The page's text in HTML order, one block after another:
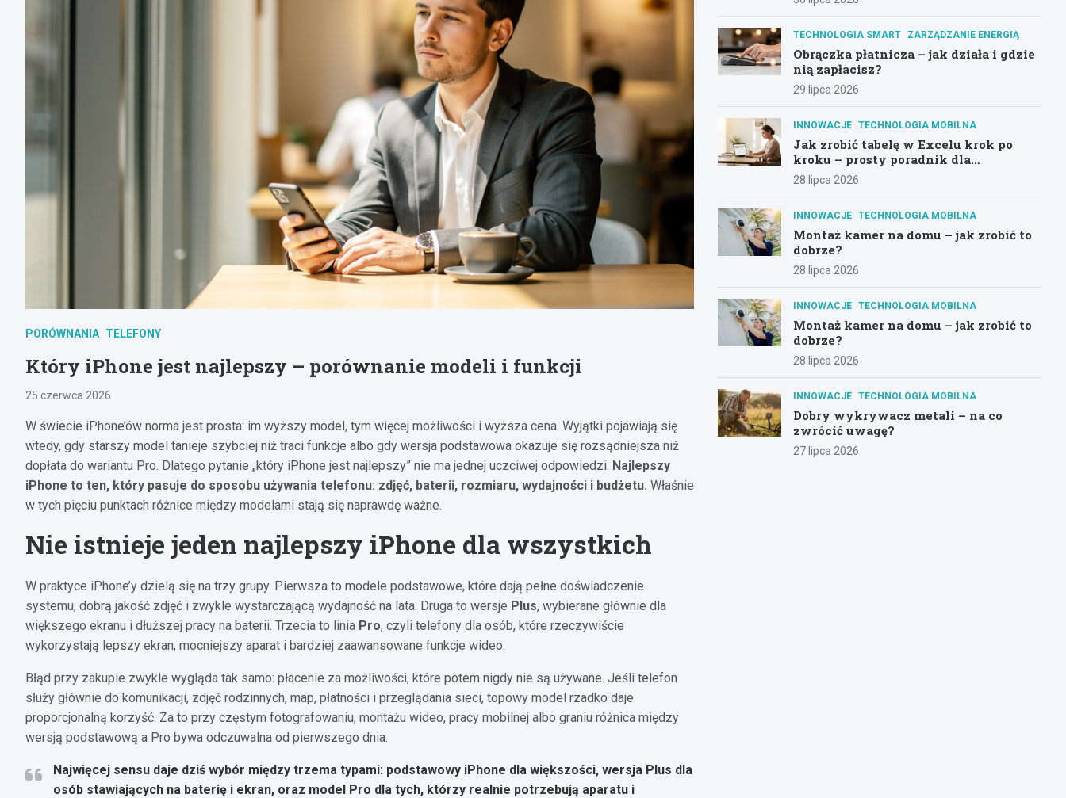
PORÓWNANIA TELEFONY
Który iPhone jest najlepszy – porównanie modeli i funkcji
25 czerwca 2026
W świecie iPhone’ów norma jest prosta: im wyższy model, tym więcej możliwości i wyższa cena. Wyjątki pojawiają się
wtedy, gdy starszy model tanieje szybciej niż traci funkcje albo gdy wersja podstawowa okazuje się rozsądniejsza niż
dopłata do wariantu Pro. Dlatego pytanie „który iPhone jest najlepszy” nie ma jednej uczciwej odpowiedzi. Najlepszy
iPhone to ten, który pasuje do sposobu używania telefonu: zdjęć, baterii, rozmiaru, wydajności i budżetu. Właśnie
w tych pięciu punktach różnice między modelami stają się naprawdę ważne.
Nie istnieje jeden najlepszy iPhone dla wszystkich
W praktyce iPhone’y dzielą się na trzy grupy. Pierwsza to modele podstawowe, które dają pełne doświadczenie
systemu, dobrą jakość zdjęć i zwykle wystarczającą wydajność na lata. Druga to wersje Plus, wybierane głównie dla
większego ekranu i dłuższej pracy na baterii. Trzecia to linia Pro, czyli telefony dla osób, które rzeczywiście
wykorzystają lepszy ekran, mocniejszy aparat i bardziej zaawansowane funkcje wideo.
Błąd przy zakupie zwykle wygląda tak samo: płacenie za możliwości, które potem nigdy nie są używane. Jeśli telefon
służy głównie do komunikacji, zdjęć rodzinnych, map, płatności i przeglądania sieci, topowy model rzadko daje
proporcjonalną korzyść. Za to przy częstym fotografowaniu, montażu wideo, pracy mobilnej albo graniu różnica między
wersją podstawową a Pro bywa odczuwalna od pierwszego dnia.
Najwięcej sensu daje dziś wybór między trzema typami: podstawowy iPhone dla większości, wersja Plus dla
osób stawiających na baterię i ekran, oraz model Pro dla tych, którzy realnie potrzebują aparatu i
TECHNOLOGIA SMART ZARZĄDZANIE ENERGIĄ
Obrączka płatnicza – jak działa i gdzie
nią zapłacisz?
29 lipca 2026
INNOWACJE TECHNOLOGIA MOBILNA
Jak zrobić tabelę w Excelu krok po
kroku – prosty poradnik dla
początkujących
28 lipca 2026
INNOWACJE TECHNOLOGIA MOBILNA
Montaż kamer na domu – jak zrobić to
dobrze?
28 lipca 2026
INNOWACJE TECHNOLOGIA MOBILNA
Montaż kamer na domu – jak zrobić to
dobrze?
28 lipca 2026
INNOWACJE TECHNOLOGIA MOBILNA
Dobry wykrywacz metali – na co
zwrócić uwagę?
27 lipca 2026